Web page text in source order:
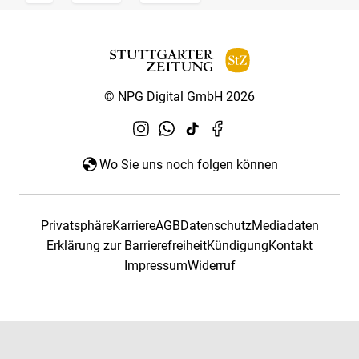
© NPG Digital GmbH 2026
Wo Sie uns noch folgen können
PrivatsphäreKarriereAGBDatenschutzMediadaten
Erklärung zur BarrierefreiheitKündigungKontakt
ImpressumWiderruf